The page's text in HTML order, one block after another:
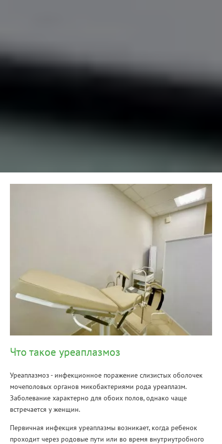
Что такое уреаплазмоз
Уреаплазмоз - инфекционное поражение слизистых оболочек
мочеполовых органов микобактериями рода уреаплазм.
Заболевание характерно для обоих полов, однако чаще
встречается у женщин.
Первичная инфекция уреаплазмы возникает, когда ребенок
проходит через родовые пути или во время внутриутробного